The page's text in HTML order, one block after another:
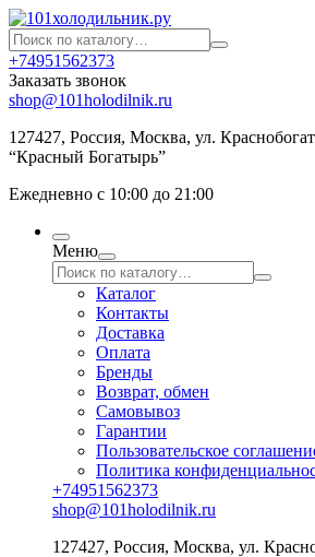
+74951562373
Заказать звонок
shop@101holodilnik.ru
127427, Россия, Москва, ул.
“Красный Богатырь”
Ежедневно с 10:00 до 21:00
Меню
Каталог
Контакты
Доставка
Оплата
Бренды
Возврат, обмен
Самовывоз
Гарантии
Пользовательское
Политика
+74951562373
shop@101holodilnik.ru
127427, Россия, Москва, ул.